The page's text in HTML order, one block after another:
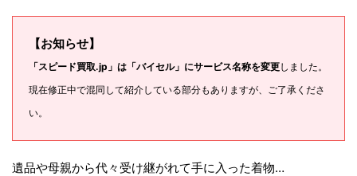
【お知らせ】
「スピード買取.jp」は「バイセル」にサービス名称を変更しました。
現在修正中で混同して紹介している部分もありますが、ご了承くださ
い。
遺品や母親から代々受け継がれて手に入った着物…